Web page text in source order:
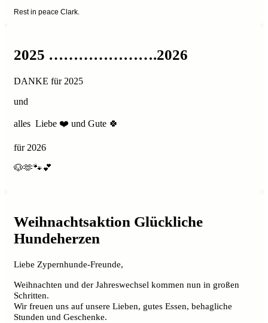
Rest in peace Clark.
2025 ………………….2026
DANKE für 2025
und
alles Liebe ❤️ und Gute 🍀
für 2026
🐶🫶🐾💕
Weihnachtsaktion Glückliche
Hundeherzen
Liebe Zypernhunde-Freunde,
Weihnachten und der Jahreswechsel kommen nun in großen
Schritten.
Wir freuen uns auf unsere Lieben, gutes Essen, behagliche
Stunden und Geschenke.